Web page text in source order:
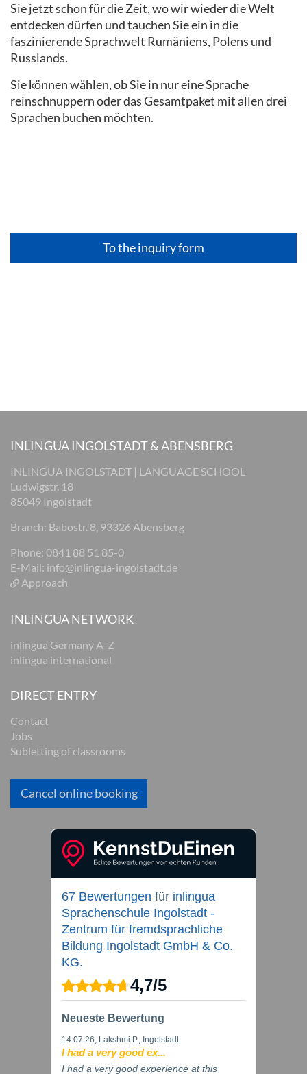
Sie jetzt schon für die Zeit, wo wir wieder die Welt
entdecken dürfen und tauchen Sie ein in die
faszinierende Sprachwelt Rumäniens, Polens und
Russlands.
Sie können wählen, ob Sie in nur eine Sprache
reinschnuppern oder das Gesamtpaket mit allen drei
Sprachen buchen möchten.
To the inquiry form
INLINGUA INGOLSTADT & ABENSBERG
INLINGUA INGOLSTADT | LANGUAGE SCHOOL
Ludwigstr. 18
85049 Ingolstadt
Branch: Babostr. 8, 93326 Abensberg
Phone: 0841 88 51 85-0
E-Mail: info@inlingua-ingolstadt.de
Approach
INLINGUA NETWORK
inlingua Germany A-Z
inlingua international
DIRECT ENTRY
Contact
Jobs
Subletting of classrooms
Cancel online booking
67 Bewertungen für inlingua
Sprachenschule Ingolstadt -
Zentrum für fremdsprachliche
Bildung Ingolstadt GmbH & Co.
KG.
4,7/5
Neueste Bewertung
14.07.26, Lakshmi P., Ingolstadt
I had a very good ex...
I had a very good experience at this